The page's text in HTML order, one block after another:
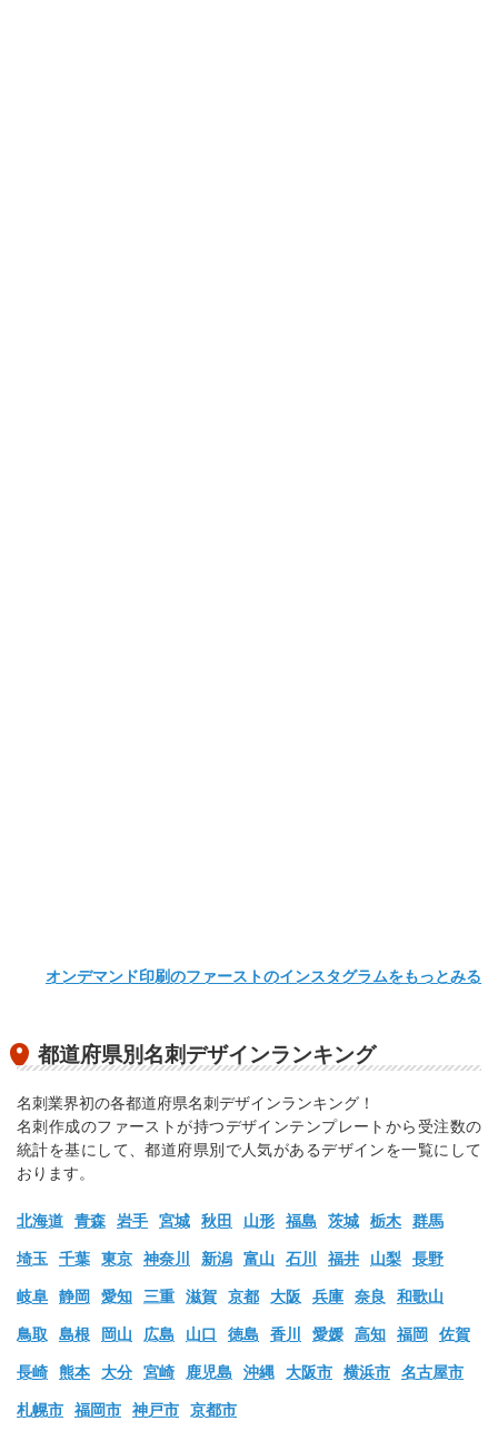
オンデマンド印刷のファーストのインスタグラムをもっとみる
都道府県別名刺デザインランキング
名刺業界初の各都道府県名刺デザインランキング！
名刺作成のファーストが持つデザインテンプレートから受注数の
統計を基にして、都道府県別で人気があるデザインを一覧にして
おります。
北海道 青森 岩手 宮城 秋田 山形 福島 茨城 栃木 群馬
埼玉 千葉 東京 神奈川 新潟 富山 石川 福井 山梨 長野
岐阜 静岡 愛知 三重 滋賀 京都 大阪 兵庫 奈良 和歌山
鳥取 島根 岡山 広島 山口 徳島 香川 愛媛 高知 福岡 佐賀
長崎 熊本 大分 宮崎 鹿児島 沖縄 大阪市 横浜市 名古屋市
札幌市 福岡市 神戸市 京都市